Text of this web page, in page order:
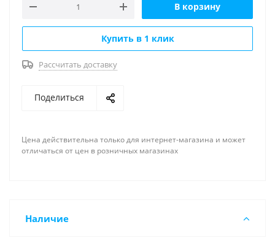
В корзину
Купить в 1 клик
Рассчитать доставку
Поделиться
Цена действительна только для интернет-магазина и может
отличаться от цен в розничных магазинах
Наличие